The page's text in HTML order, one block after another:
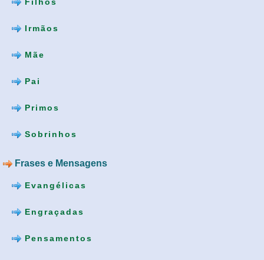
Irmãos
Mãe
Pai
Primos
Sobrinhos
Frases e Mensagens
Evangélicas
Engraçadas
Pensamentos